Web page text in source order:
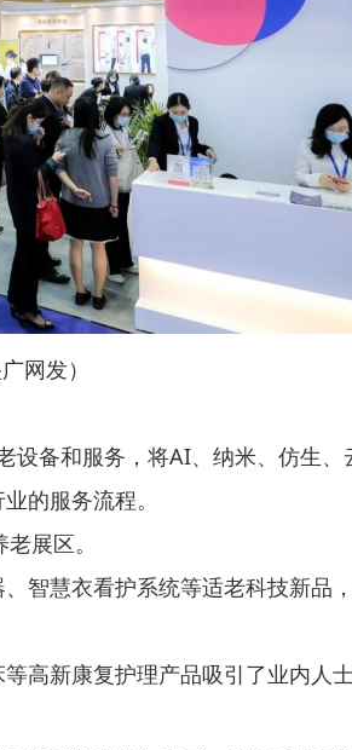
网发）
备和服务，将AI、纳米、仿生
的服务流程。
展区。
智慧衣看护系统等适老科技新品
高新康复护理产品吸引了业内人